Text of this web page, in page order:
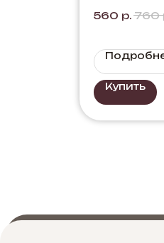
560 р. 760
Купить